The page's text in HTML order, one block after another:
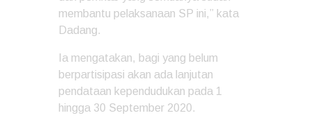
membantu pelaksanaan SP ini,” kata
Dadang.
Ia mengatakan, bagi yang belum
berpartisipasi akan ada lanjutan
pendataan kependudukan pada 1
hingga 30 September 2020.